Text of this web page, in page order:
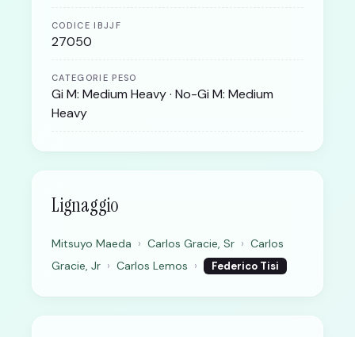
CODICE IBJJF
27050
CATEGORIE PESO
Gi M: Medium Heavy · No-Gi M: Medium
Heavy
Lignaggio
Mitsuyo Maeda › Carlos Gracie, Sr › Carlos
Gracie, Jr › Carlos Lemos › Federico Tisi